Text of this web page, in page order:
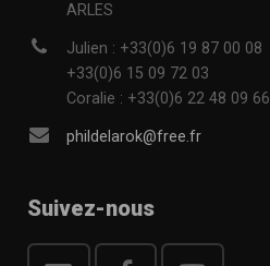
ARLES
Julien : +33(0)6 19 87 00 08
+33(0)6 15 09 72 03
Coralie : +33(0)6 22 48 09 66
phildelarok@free.fr
Suivez-nous